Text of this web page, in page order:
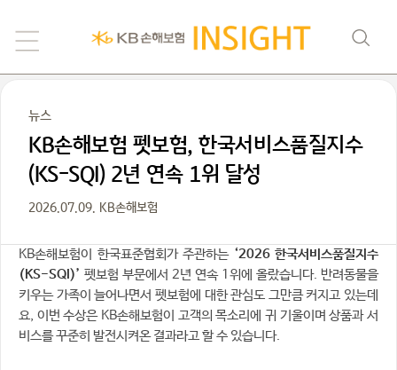
뉴스
KB손해보험 펫보험, 한국서비스품질지수
(KS-SQI) 2년 연속 1위 달성
2026.07.09. KB손해보험
KB손해보험이 한국표준협회가 주관하는 ‘2026 한국서비스품질지수
(KS-SQI)’ 펫보험 부문에서 2년 연속 1위에 올랐습니다. 반려동물을
키우는 가족이 늘어나면서 펫보험에 대한 관심도 그만큼 커지고 있는데
요, 이번 수상은 KB손해보험이 고객의 목소리에 귀 기울이며 상품과 서
비스를 꾸준히 발전시켜온 결과라고 할 수 있습니다.